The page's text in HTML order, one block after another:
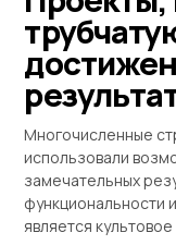
Многочисленные
использовали
замечательных
функциональности
является